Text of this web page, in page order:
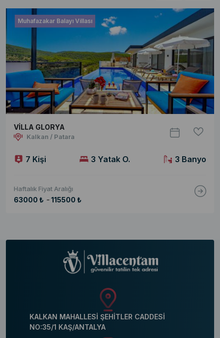
Muhafazakar Balayı Villası
VİLLA GLORYA
Kalkan / Patara
7 Kişi 3 Yatak O. 3 Banyo
Haftalık Fiyat Aralığı
63000 ₺ - 115500 ₺
KALKAN MAHALLESİ ŞEHİTLER CADDESİ
NO:35/1 KAŞ/ANTALYA